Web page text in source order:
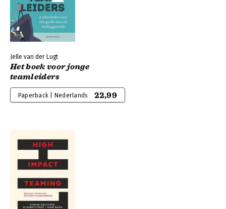
Jelle van der Lugt
Het boek voor jonge
teamleiders
Paperback | Nederlands 22,99